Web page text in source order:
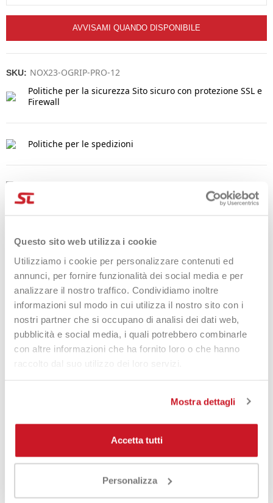
Questo sito web utilizza i cookie
Utilizziamo i cookie per personalizzare contenuti ed
annunci, per fornire funzionalità dei social media e per
analizzare il nostro traffico. Condividiamo inoltre
informazioni sul modo in cui utilizza il nostro sito con i
nostri partner che si occupano di analisi dei dati web,
pubblicità e social media, i quali potrebbero combinarle
con altre informazioni che ha fornito loro o che hanno
Mostra dettagli
Accetta tutti
Personalizza
AVVISAMI QUANDO DISPONIBILE
SKU: NOX23-OGRIP-PRO-12
Politiche per la sicurezza Sito sicuro con protezione SSL e
Firewall
Politiche per le spedizioni
DETTAGLI DEL PRODOTTO
Marca Nox
Riferimento NOX23-OGRIP-PRO-12
Scheda tecnica
Anno di produzione 2023
interessarti
-17% -28%